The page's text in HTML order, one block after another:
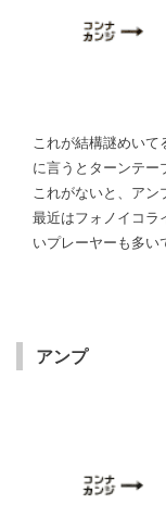
これが結構謎めい
に言うとターンテー
これがないと、アン
最近はフォノイコラ
いプレーヤーも多い
アンプ